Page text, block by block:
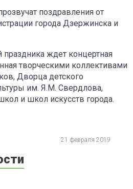
поздравления от
города Дзержинска и
праздника ждет концертная
творческими коллективами
Дворца детского
им. Я.М. Свердлова,
и школ искусств города.
21 февраля 2019